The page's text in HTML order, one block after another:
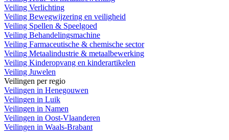
Veiling Verlichting
Veiling Bewegwijzering en veiligheid
Veiling Spellen & Speelgoed
Veiling Behandelingsmachine
Veiling Farmaceutische & chemische sector
Veiling Metaalindustrie & metaalbewerking
Veiling Kinderopvang en kinderartikelen
Veiling Juwelen
Veilingen per regio
Veilingen in Henegouwen
Veilingen in Luik
Veilingen in Namen
Veilingen in Oost-Vlaanderen
Veilingen in Waals-Brabant